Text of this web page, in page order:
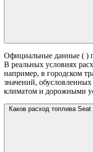
Официальные данные ( )
В реальных условиях
например, в городском
значений,
климатом и дорожными
Каков расход топлива